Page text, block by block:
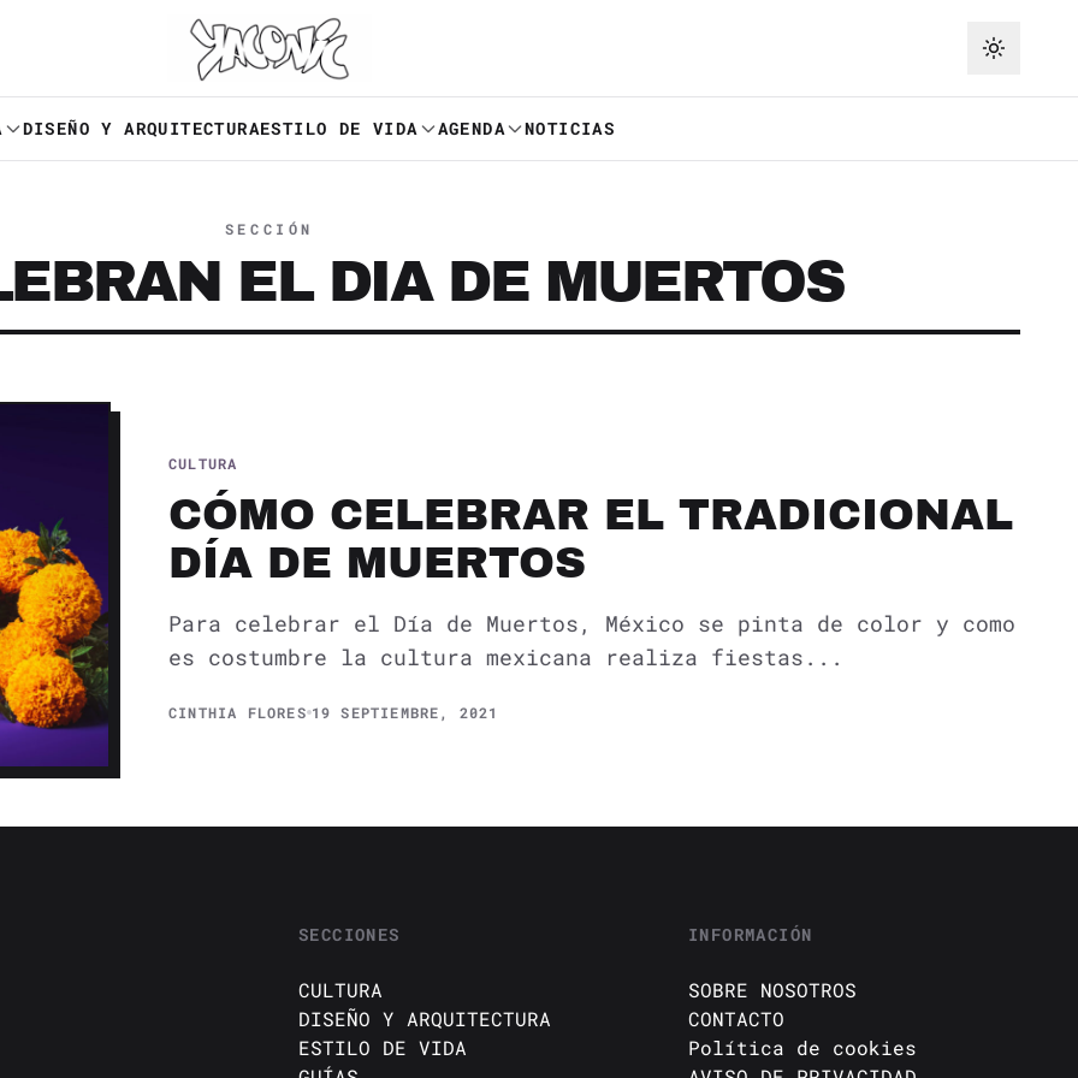
DISEÑO Y ARQUITECTURAESTILO DE VIDA AGENDA NOTICIAS
SECCIÓN
EL DIA DE MUERTOS
CULTURA
CÓMO CELEBRAR EL TRADICIONAL
DÍA DE MUERTOS
Para celebrar el Día de Muertos, México se pinta de color y como
es costumbre la cultura mexicana realiza fiestas...
CINTHIA FLORES 19 SEPTIEMBRE, 2021
SECCIONES
CULTURA
DISEÑO Y ARQUITECTURA
ESTILO DE VIDA
INFORMACIÓN
SOBRE NOSOTROS
CONTACTO
Política de cookies